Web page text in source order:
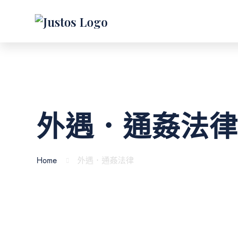
外遇．通姦法律
Home 外遇．通姦法律